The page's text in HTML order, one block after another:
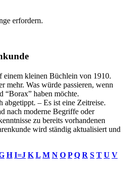
erfordern.
einem kleinen Büchlein von 1910.
mehr. Was würde passieren, wenn
“Borax” haben möchte.
abgetippt. – Es ist eine Zeitreise.
nach moderne Begriffe oder
zu bereits vorhandenen
wird ständig aktualisiert und
H I=J K L M N O P Q R S T U V